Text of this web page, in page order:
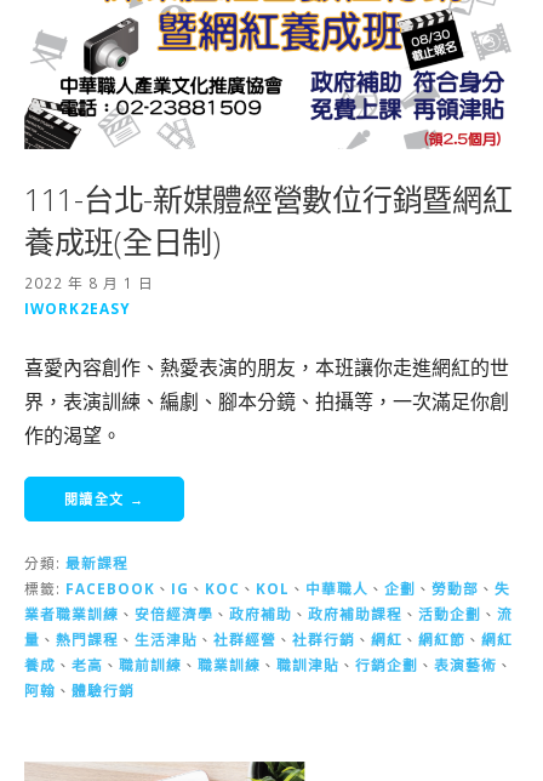
111-台北-新媒體經營數位行銷暨網紅
養成班(全日制)
2022 年 8 月 1 日
IWORK2EASY
喜愛內容創作、熱愛表演的朋友，本班讓你走進網紅的世
界，表演訓練、編劇、腳本分鏡、拍攝等，一次滿足你創
作的渴望。
閱讀全文 →
分類: 最新課程
標籤: FACEBOOK 、 IG 、 KOC 、 KOL 、 中華職人 、 企劃 、 勞動部 、 失
業者職業訓練 、 安倍經濟學 、 政府補助 、 政府補助課程 、 活動企劃 、 流
量 、 熱門課程 、 生活津貼 、 社群經營 、 社群行銷 、 網紅 、 網紅節 、 網紅
養成 、 老高 、 職前訓練 、 職業訓練 、 職訓津貼 、 行銷企劃 、 表演藝術 、
阿翰 、 體驗行銷